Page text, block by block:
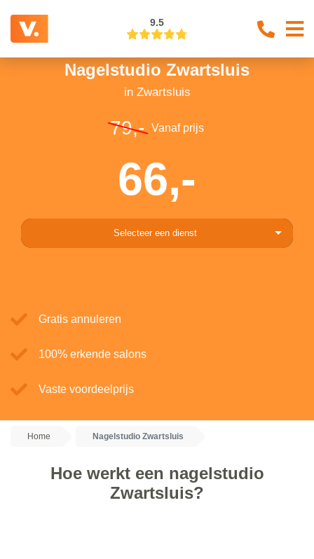
9.5
Nagelstudio Zwartsluis
in Zwartsluis
79,- Vanaf prijs
66,-
Selecteer een dienst
Gratis annuleren
100% erkende salons
Vaste voordeelprijs
Home Nagelstudio Zwartsluis
Hoe werkt een nagelstudio
Zwartsluis?